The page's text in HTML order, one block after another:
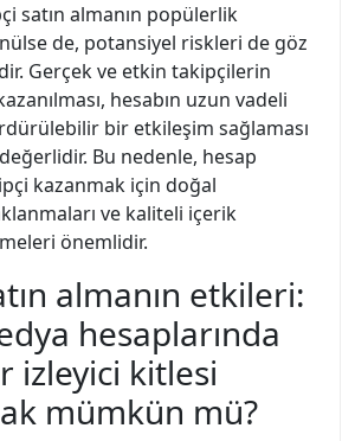
satın almanın popülerlik
de, potansiyel riskleri de göz
Gerçek ve etkin takipçilerin
hesabın uzun vadeli
bir etkileşim sağlaması
Bu nedenle, hesap
kazanmak için doğal
ve kaliteli içerik
önemlidir.
almanın etkileri:
hesaplarında
izleyici kitlesi
mümkün mü?